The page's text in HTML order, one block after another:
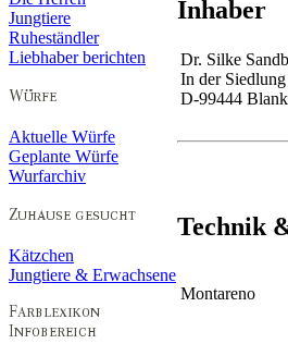
Jungtiere
Ruheständler
Liebhaber berichten
Aktuelle Würfe
Geplante Würfe
Wurfarchiv
Kätzchen
Jungtiere & Erwachsene
Inhaber
Dr. Silke
In der
D-99444
Technik
Montareno